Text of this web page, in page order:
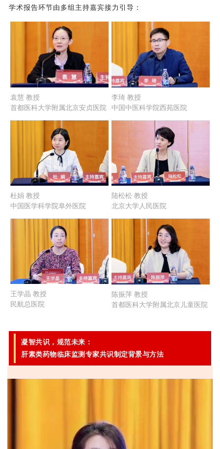
学术报告环节由多组主持嘉宾接力引导：
袁慧 教授
首都医科大学附属北京安贞医院
杜娟 教授
中国医学科学院阜外医院
王学晶 教授
民航总医院
李琦 教授
中国中医科学院西苑医院
陆松松 教授
北京大学人民医院
陈振萍 教授
首都医科大学附属北京儿童医院
凝智共识，规范未来：
肝素类药物临床监测专家共识制定背景与方法